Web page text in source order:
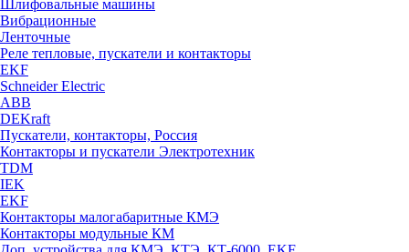
Шлифовальные машины
Вибрационные
Ленточные
Реле тепловые, пускатели и контакторы
EKF
Schneider Electric
ABB
DEKraft
Пускатели, контакторы, Россия
Контакторы и пускатели Электротехник
TDM
IEK
EKF
Контакторы малогабаритные КМЭ
Контакторы модульные КМ